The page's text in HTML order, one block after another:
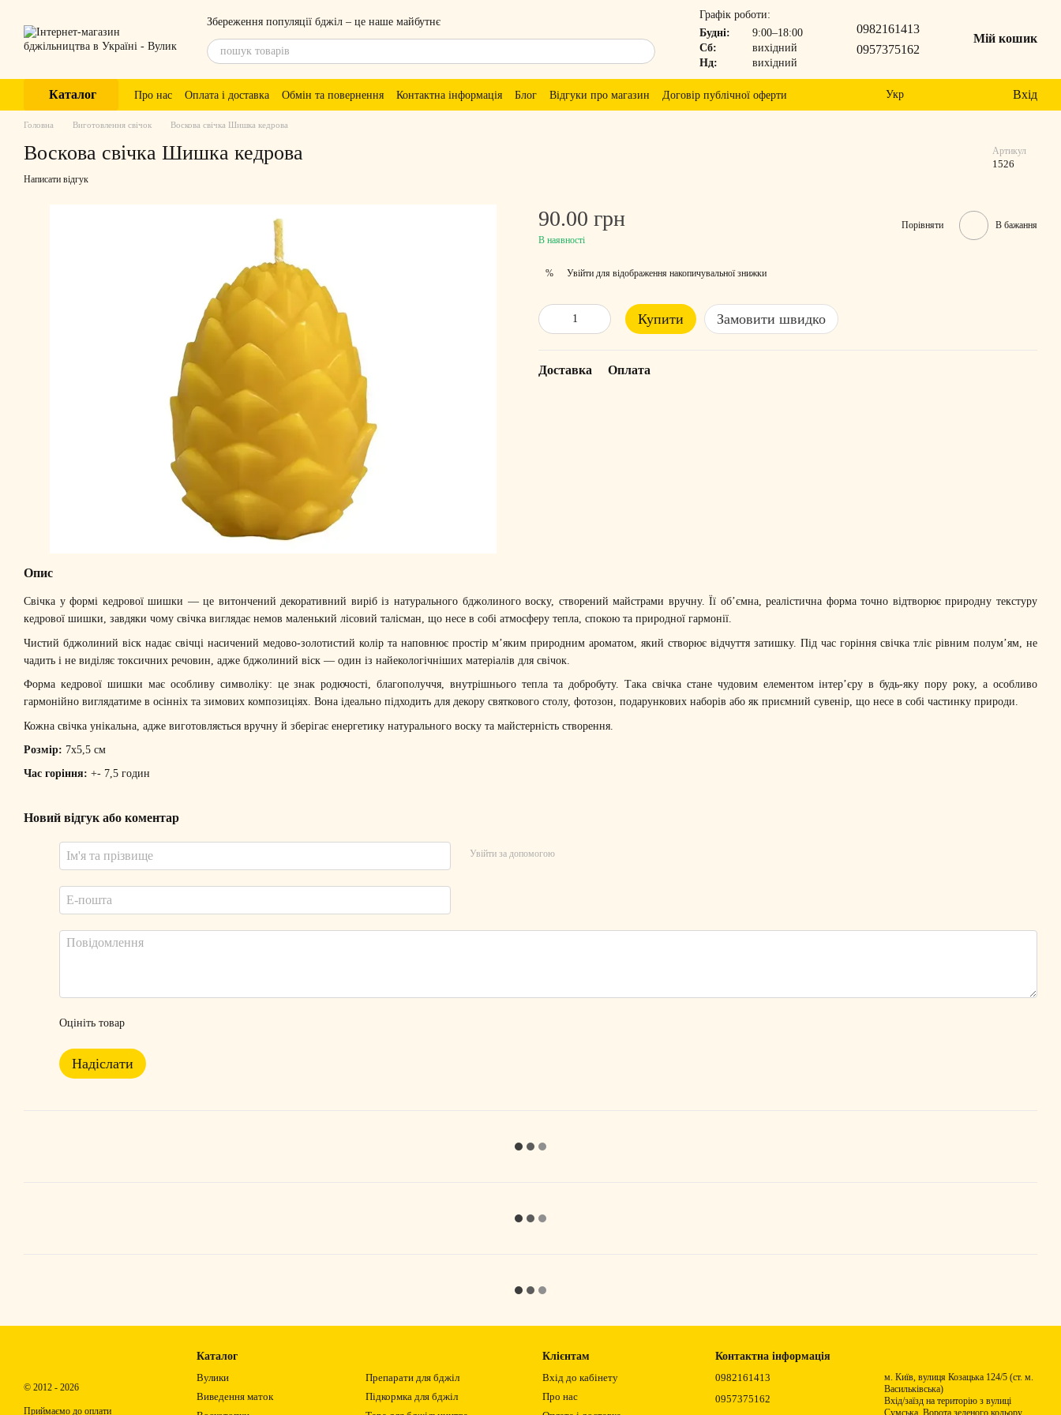
Збереження популяції бджіл – це наше майбутнє
Графік роботи:
Будні:
9:00–18:00
Сб:
вихідний
Нд:
вихідний
0982161413
0957375162
Мій кошик
Каталог Про нас Оплата і доставка Обмін та повернення Контактна інформація Блог Відгуки про магазин Договір публічної оферти Укр Вхід
Головна Виготовлення свічок Воскова свічка Шишка кедрова
Воскова свічка Шишка кедрова Артикул
1526
Написати відгук
90.00 грн
В наявності
Порівняти В бажання
% Увійти для відображення накопичувальної знижки
Купити Замовити швидко
Доставка Оплата
Опис
Свічка у формі кедрової шишки — це витончений декоративний виріб із натурального бджолиного воску, створений майстрами вручну. Її об’ємна, реалістична форма точно відтворює природну текстуру
кедрової шишки, завдяки чому свічка виглядає немов маленький лісовий талісман, що несе в собі атмосферу тепла, спокою та природної гармонії.
Чистий бджолиний віск надає свічці насичений медово-золотистий колір та наповнює простір м’яким природним ароматом, який створює відчуття затишку. Під час горіння свічка тліє рівним полум’ям, не
чадить і не виділяє токсичних речовин, адже бджолиний віск — один із найекологічніших матеріалів для свічок.
Форма кедрової шишки має особливу символіку: це знак родючості, благополуччя, внутрішнього тепла та добробуту. Така свічка стане чудовим елементом інтер’єру в будь-яку пору року, а особливо
гармонійно виглядатиме в осінніх та зимових композиціях. Вона ідеально підходить для декору святкового столу, фотозон, подарункових наборів або як приємний сувенір, що несе в собі частинку природи.
Кожна свічка унікальна, адже виготовляється вручну й зберігає енергетику натурального воску та майстерність створення.
Розмір: 7х5,5 см
Час горіння: +- 7,5 годин
Новий відгук або коментар
Увійти за допомогою
Оцініть товар
Надіслати
© 2012 - 2026
Приймаємо до оплати
Каталог
Вулики
Виведення маток
Препарати для бджіл
Підкормка для бджіл
Клієнтам
Вхід до кабінету
Про нас
Контактна інформація
0982161413
0957375162
м. Київ, вулиця Козацька 124/5 (ст. м.
Васильківська)
Вхід/заїзд на територію з вулиці